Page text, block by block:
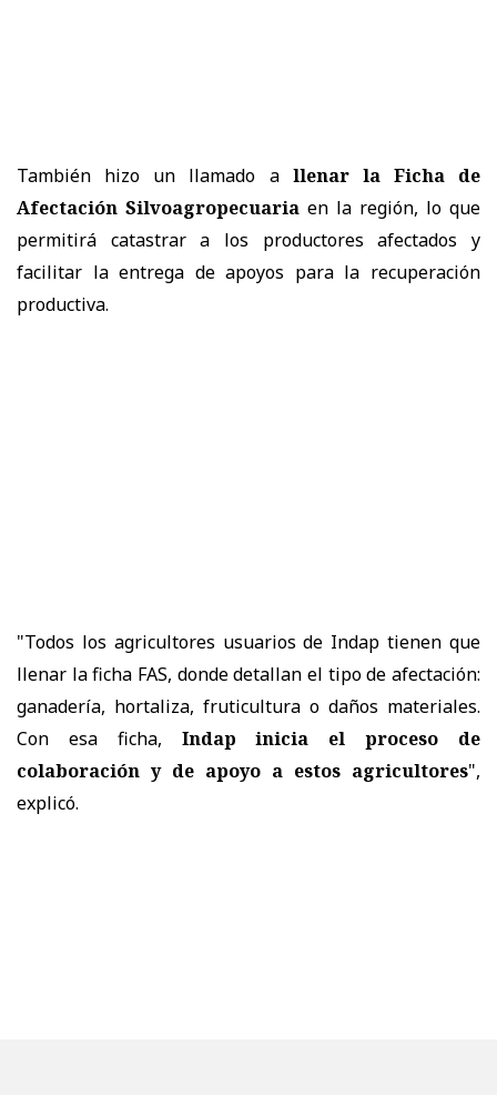
También hizo un llamado a llenar la Ficha de
Afectación Silvoagropecuaria en la región, lo que
permitirá catastrar a los productores afectados y
facilitar la entrega de apoyos para la recuperación
productiva.
"Todos los agricultores usuarios de Indap tienen que
llenar la ficha FAS, donde detallan el tipo de afectación:
ganadería, hortaliza, fruticultura o daños materiales.
Con esa ficha, Indap inicia el proceso de
colaboración y de apoyo a estos agricultores",
explicó.